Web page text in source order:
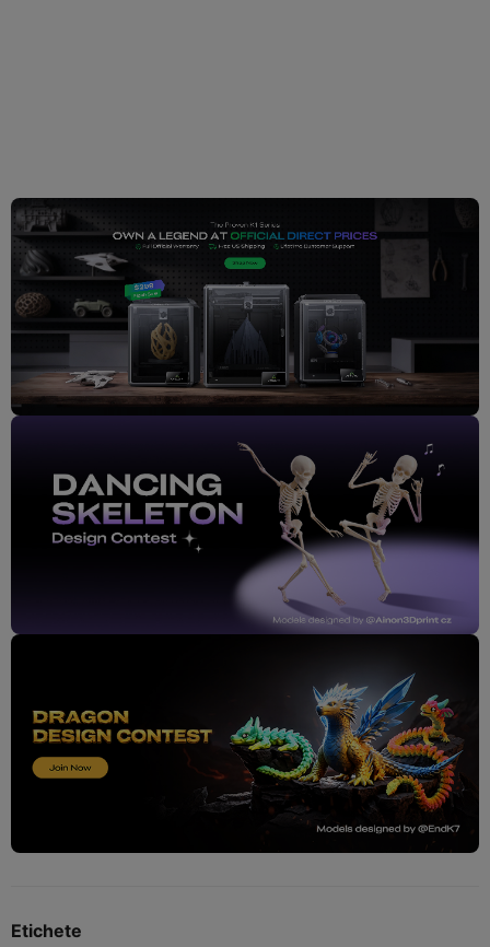
Etichete